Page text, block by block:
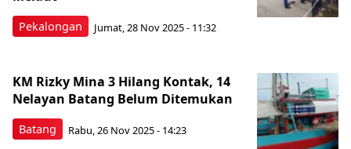
Pekalongan Jumat, 28 Nov 2025 - 11:32
Batang
KM Rizky Mina 3 Hilang Kontak, 14
Nelayan Batang Belum Ditemukan
Rabu, 26 Nov 2025 - 14:23